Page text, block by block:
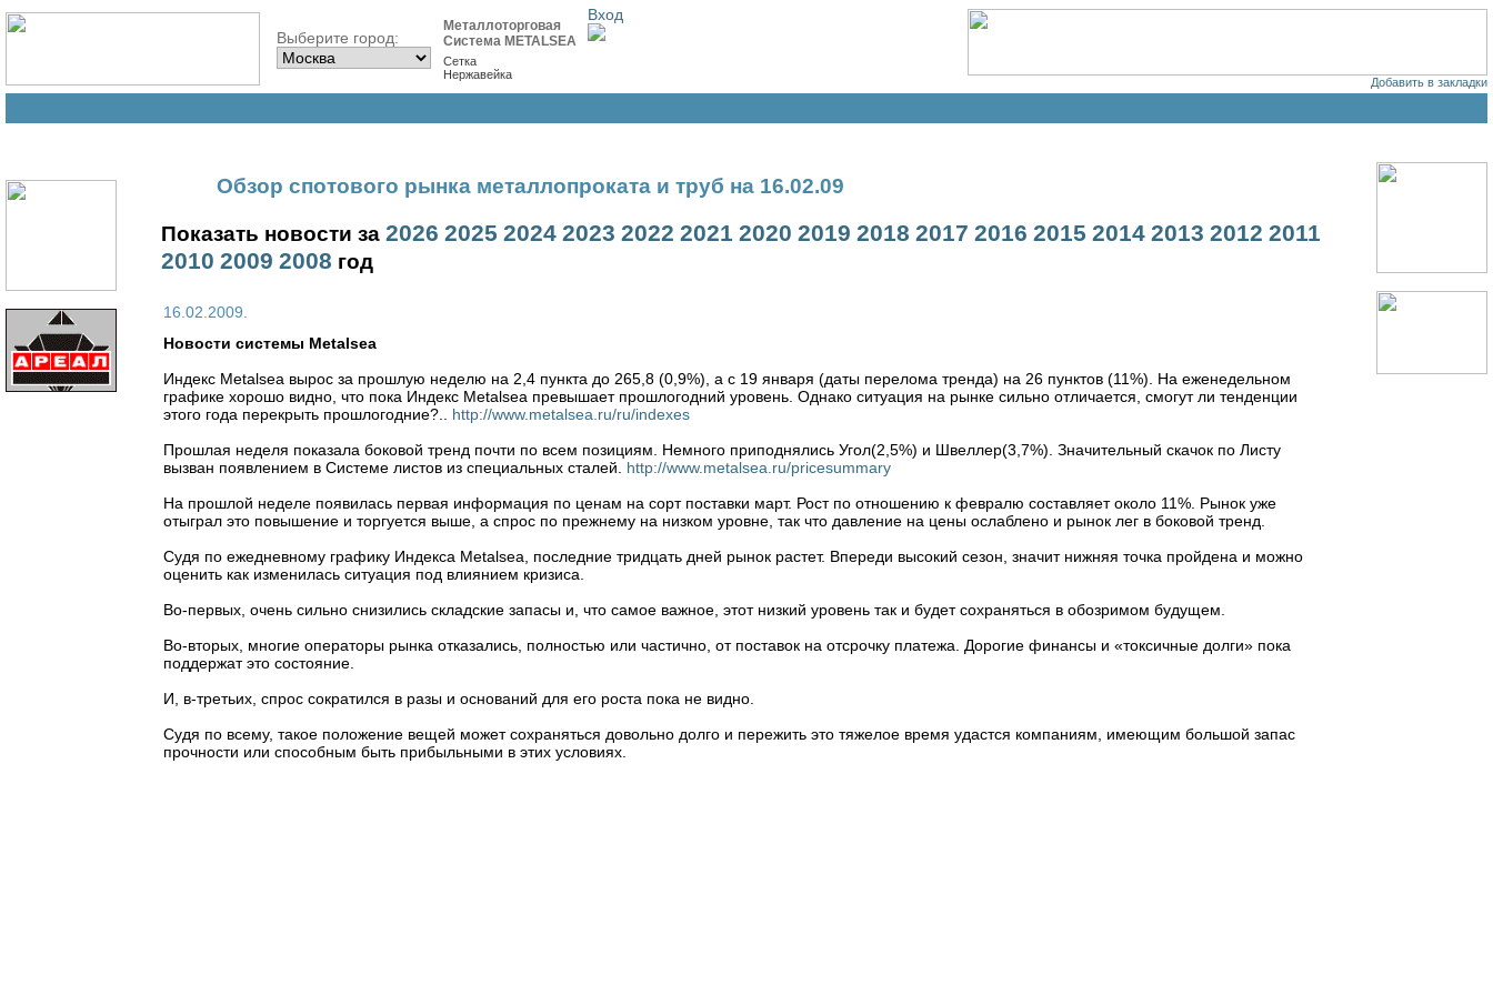
Выберите город:
Металлоторговая
Система METALSEA
Сетка
Нержавейка
Вход
Добавить в закладки
Обзор спотового рынка металлопроката и труб на 16.02.09
Показать новости за 2026 2025 2024 2023 2022 2021 2020 2019 2018 2017 2016 2015 2014 2013 2012 2011
2010 2009 2008 год
16.02.2009.
Новости cистемы Metalsea
Индекс Metalsea вырос за прошлую неделю на 2,4 пункта до 265,8 (0,9%), а с 19 января (даты перелома тренда) на 26 пунктов (11%). На еженедельном
графике хорошо видно, что пока Индекс Metalsea превышает прошлогодний уровень. Однако ситуация на рынке сильно отличается, смогут ли тенденции
этого года перекрыть прошлогодние?.. http://www.metalsea.ru/ru/indexes
Прошлая неделя показала боковой тренд почти по всем позициям. Немного приподнялись Угол(2,5%) и Швеллер(3,7%). Значительный скачок по Листу
вызван появлением в Системе листов из специальных сталей. http://www.metalsea.ru/pricesummary
На прошлой неделе появилась первая информация по ценам на сорт поставки март. Рост по отношению к февралю составляет около 11%. Рынок уже
отыграл это повышение и торгуется выше, а спрос по прежнему на низком уровне, так что давление на цены ослаблено и рынок лег в боковой тренд.
Судя по ежедневному графику Индекса Metalsea, последние тридцать дней рынок растет. Впереди высокий сезон, значит нижняя точка пройдена и можно
оценить как изменилась ситуация под влиянием кризиса.
Во-первых, очень сильно снизились складские запасы и, что самое важное, этот низкий уровень так и будет сохраняться в обозримом будущем.
Во-вторых, многие операторы рынка отказались, полностью или частично, от поставок на отсрочку платежа. Дорогие финансы и «токсичные долги» пока
поддержат это состояние.
И, в-третьих, спрос сократился в разы и оснований для его роста пока не видно.
Судя по всему, такое положение вещей может сохраняться довольно долго и пережить это тяжелое время удастся компаниям, имеющим большой запас
прочности или способным быть прибыльными в этих условиях.